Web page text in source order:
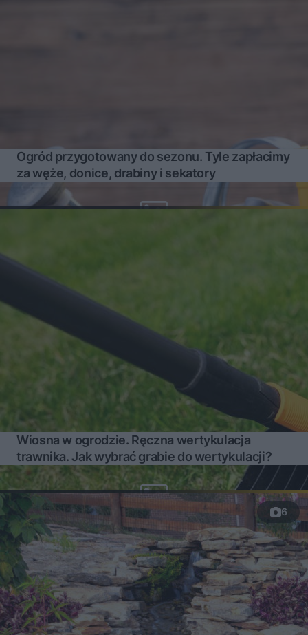
Ogród przygotowany do sezonu. Tyle zapłacimy
za węże, donice, drabiny i sekatory
Wiosna w ogrodzie. Ręczna wertykulacja
trawnika. Jak wybrać grabie do wertykulacji?
6